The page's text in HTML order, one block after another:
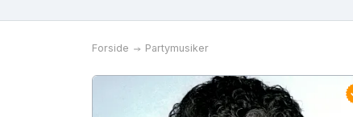
Forside Partymusiker